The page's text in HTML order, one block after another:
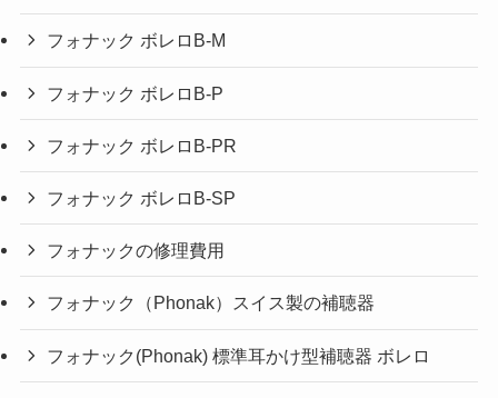
フォナック ボレロB-M
フォナック ボレロB-P
フォナック ボレロB-PR
フォナック ボレロB-SP
フォナックの修理費用
フォナック（Phonak）スイス製の補聴器
フォナック(Phonak) 標準耳かけ型補聴器 ボレロ